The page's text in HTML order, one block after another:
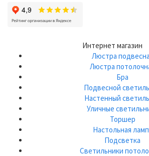
Интернет магазин
Люстра
Люстра
Бра
Подвесной
Настенный
Уличные
Торшер
Настольная
Подсветка
Светильники